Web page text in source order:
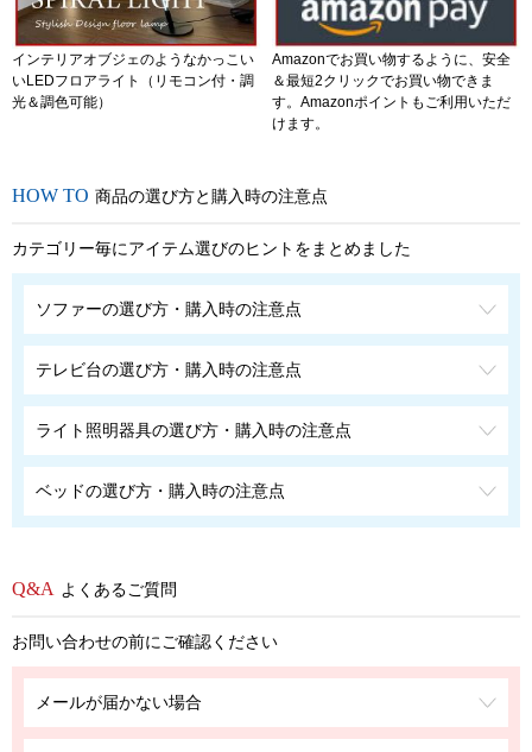
インテリアオブジェのようなかっこい
いLEDフロアライト（リモコン付・調
光＆調色可能）
Amazonでお買い物するように、安全
＆最短2クリックでお買い物できま
す。Amazonポイントもご利用いただ
けます。
商品の選び方と購入時の注意点
カテゴリー毎にアイテム選びのヒントをまとめました
ソファーの選び方・購入時の注意点
テレビ台の選び方・購入時の注意点
ライト照明器具の選び方・購入時の注意点
ベッドの選び方・購入時の注意点
よくあるご質問
お問い合わせの前にご確認ください
メールが届かない場合